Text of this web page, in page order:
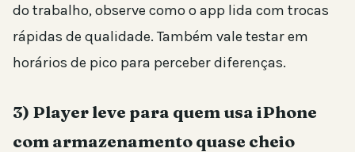
do trabalho, observe como o app lida com trocas
rápidas de qualidade. Também vale testar em
horários de pico para perceber diferenças.
3) Player leve para quem usa iPhone
com armazenamento quase cheio